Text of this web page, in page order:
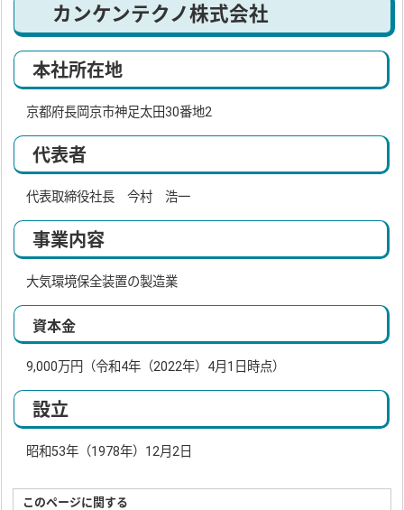
カンケンテクノ株式会社
本社所在地
京都府長岡京市神足太田30番地2
代表者
代表取締役社長 今村 浩一
事業内容
大気環境保全装置の製造業
資本金
9,000万円（令和4年（2022年）4月1日時点）
設立
昭和53年（1978年）12月2日
このページに関する